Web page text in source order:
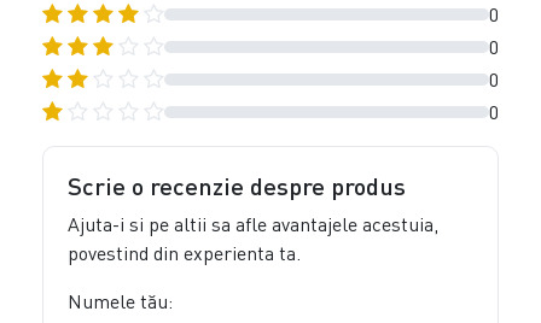
0
0
0
0
Scrie o recenzie despre produs
Ajuta-i si pe altii sa afle avantajele acestuia,
povestind din experienta ta.
Numele tău: